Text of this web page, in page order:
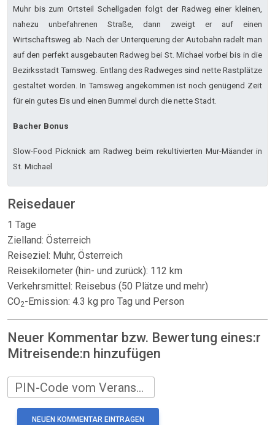
Muhr bis zum Ortsteil Schellgaden folgt der Radweg einer kleinen,
nahezu unbefahrenen Straße, dann zweigt er auf einen
Wirtschaftsweg ab. Nach der Unterquerung der Autobahn radelt man
auf den perfekt ausgebauten Radweg bei St. Michael vorbei bis in die
Bezirksstadt Tamsweg. Entlang des Radweges sind nette Rastplätze
gestaltet worden. In Tamsweg angekommen ist noch genügend Zeit
für ein gutes Eis und einen Bummel durch die nette Stadt.
Bacher Bonus
Slow-Food Picknick am Radweg beim rekultivierten Mur-Mäander in
St. Michael
Reisedauer
1 Tage
Zielland: Österreich
Reiseziel: Muhr, Österreich
Reisekilometer (hin- und zurück): 112 km
Verkehrsmittel: Reisebus (50 Plätze und mehr)
CO2-Emission: 4.3 kg pro Tag und Person
Neuer Kommentar bzw. Bewertung eines:r
Mitreisende:n hinzufügen
PIN-Code vom Veranstalter